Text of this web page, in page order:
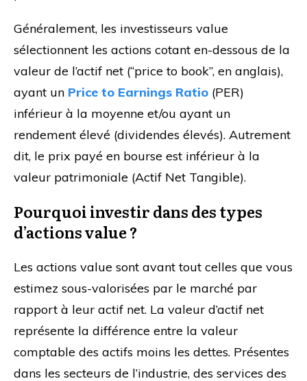
Généralement, les investisseurs value
sélectionnent les actions cotant en-dessous de la
valeur de l’actif net (“price to book”, en anglais),
ayant un Price to Earnings Ratio (PER)
inférieur à la moyenne et/ou ayant un
rendement élevé (dividendes élevés). Autrement
dit, le prix payé en bourse est inférieur à la
valeur patrimoniale (Actif Net Tangible).
Pourquoi investir dans des types
d’actions value ?
Les actions value sont avant tout celles que vous
estimez sous-valorisées par le marché par
rapport à leur actif net. La valeur d’actif net
représente la différence entre la valeur
comptable des actifs moins les dettes. Présentes
dans les secteurs de l’industrie, des services des